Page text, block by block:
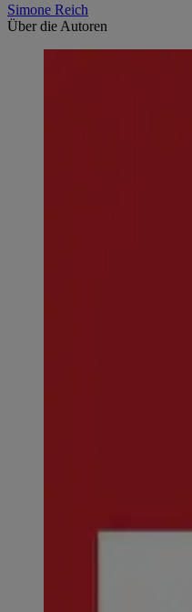
Simone Reich
Über die Autoren